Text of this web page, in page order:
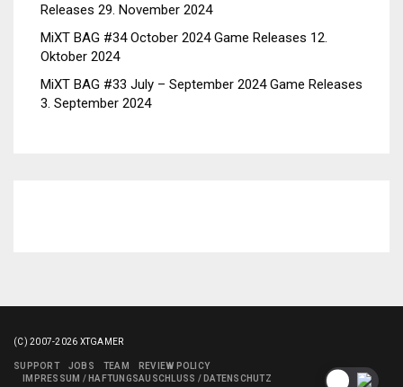
Releases 29. November 2024
MiXT BAG #34 October 2024 Game Releases 12.
Oktober 2024
MiXT BAG #33 July – September 2024 Game Releases
3. September 2024
(C) 2007-2026 XTGAMER
SUPPORT JOBS TEAM
REVIEW POLICY
IMPRESSUM / HAFTUNGSAUSCHLUSS / DATENSCHUTZ